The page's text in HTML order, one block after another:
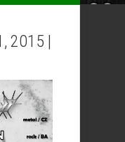
2015 |